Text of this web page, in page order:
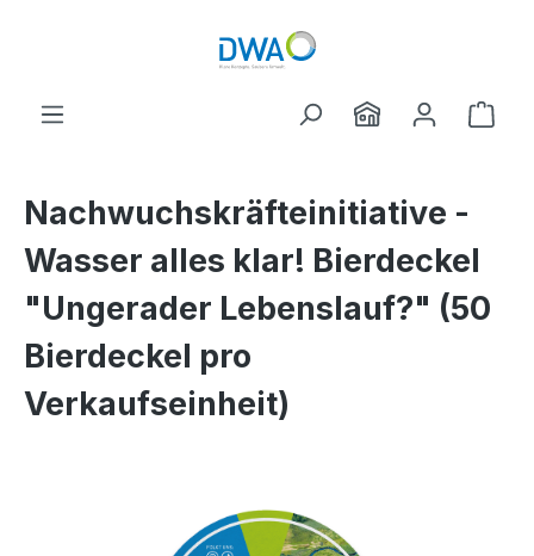
Nachwuchskräfteinitiative -
Wasser alles klar! Bierdeckel
"Ungerader Lebenslauf?" (50
Bierdeckel pro
Verkaufseinheit)